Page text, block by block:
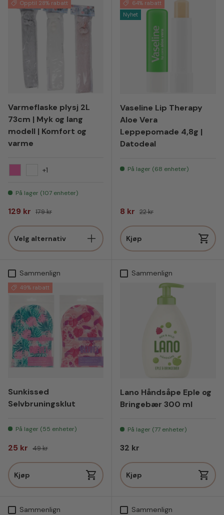
Opptil 28% rabatt
Varmeflaske plysj 2L
73cm | Myk og lang
modell | Komfort og
varme
+1
På lager (107 enheter)
Salgspris
129 kr Vanlig pris
179 kr
Velg alternativ
64% rabatt
Nyhet
Vaseline Lip Therapy
Aloe Vera
Leppepomade 4,8g |
Datodeal
På lager (68 enheter)
Salgspris
8 kr Vanlig pris
22 kr
Kjøp
Sammenlign
49% rabatt
Sunkissed
Selvbruningsklut
På lager (55 enheter)
Salgspris
25 kr Vanlig pris
49 kr
Kjøp
Sammenlign
Lano Håndsåpe Eple og
Bringebær 300 ml
På lager (77 enheter)
Vanlig pris
32 kr
Kjøp
Sammenlign Sammenlign